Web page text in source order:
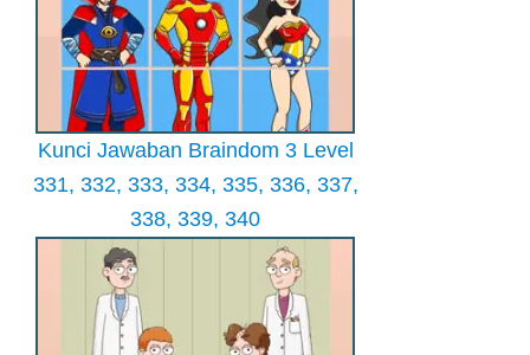
Kunci Jawaban Braindom 3 Level
331, 332, 333, 334, 335, 336, 337,
338, 339, 340